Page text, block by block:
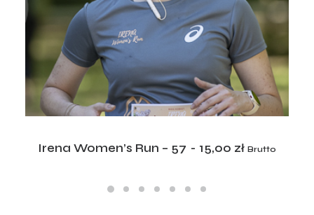
ADD TO CART
Irena Women’s Run – 57 15,00 zł Brutto